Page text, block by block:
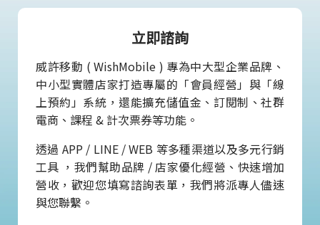
立即諮詢
威許移動 ( WishMobile ) 專為中大型企業品牌、
中小型實體店家打造專屬的「會員經營」與「線
上預約」系統，還能擴充儲值金、訂閱制、社群
電商、課程 & 計次票券等功能。
透過 APP / LINE / WEB 等多種渠道以及多元行銷
工具 ，我們幫助品牌 / 店家優化經營、快速增加
營收，歡迎您填寫諮詢表單，我們將派專人儘速
與您聯繫。